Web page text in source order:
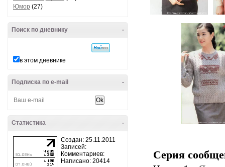
Юмор (27)
-
Поиск по дневнику
в этом дневнике
-
Подписка по e-mail
-
Статистика
Создан: 25.11.2011
Записей:
Комментариев:
Написано: 20414
Серия